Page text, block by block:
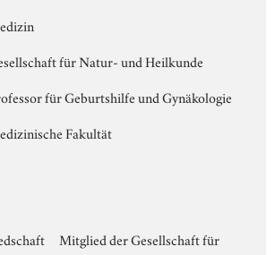
für Natur- und Heilkunde
für Geburtshilfe und Gynäkologie
Fakultät
Mitglied der Gesellschaft für